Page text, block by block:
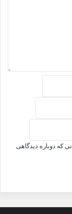
که دوباره دیدگاهی